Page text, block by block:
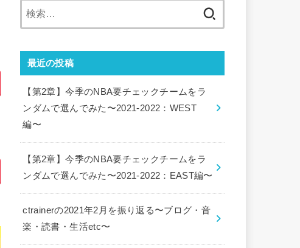
最近の投稿
【第2章】今季のNBA要チェックチームをラ
ンダムで選んでみた〜2021-2022：WEST
編〜
【第2章】今季のNBA要チェックチームをラ
ンダムで選んでみた〜2021-2022：EAST編〜
ctrainerの2021年2月を振り返る〜ブログ・音
楽・読書・生活etc〜